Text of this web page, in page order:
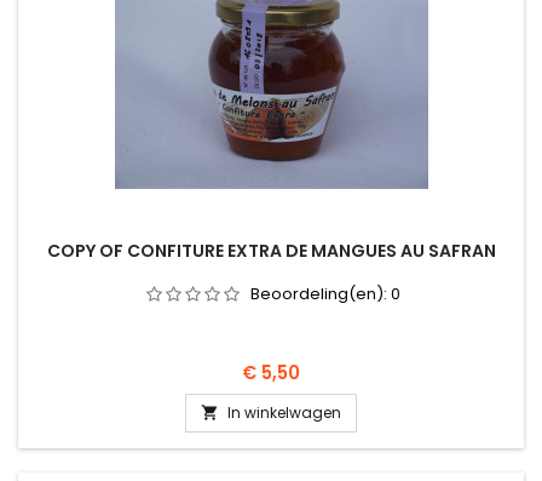
COPY OF CONFITURE EXTRA DE MANGUES AU SAFRAN
Beoordeling(en): 0
Prijs
€ 5,50
 In winkelwagen